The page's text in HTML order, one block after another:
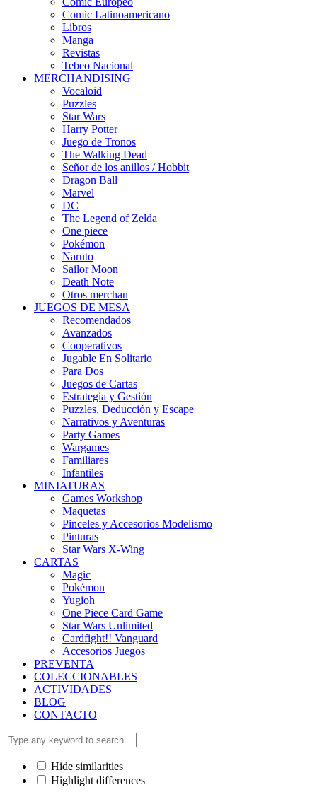
Comic Latinoamericano
Libros
Manga
Revistas
Tebeo Nacional
MERCHANDISING
Vocaloid
Puzzles
Star Wars
Harry Potter
Juego de Tronos
The Walking Dead
Señor de los anillos / Hobbit
Dragon Ball
Marvel
DC
The Legend of Zelda
One piece
Pokémon
Naruto
Sailor Moon
Death Note
Otros merchan
JUEGOS DE MESA
Recomendados
Avanzados
Cooperativos
Jugable En Solitario
Para Dos
Juegos de Cartas
Estrategia y Gestión
Puzzles, Deducción y Escape
Narrativos y Aventuras
Party Games
Wargames
Familiares
Infantiles
MINIATURAS
Games Workshop
Maquetas
Pinceles y Accesorios Modelismo
Pinturas
Star Wars X-Wing
CARTAS
Magic
Pokémon
Yugioh
One Piece Card Game
Star Wars Unlimited
Cardfight!! Vanguard
Accesorios Juegos
PREVENTA
COLECCIONABLES
ACTIVIDADES
BLOG
CONTACTO
Hide similarities
Highlight differences